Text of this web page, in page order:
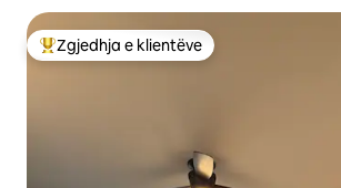
Më të mirat e zgjedhjeve të klientëve
Zgjedhja e klientëve